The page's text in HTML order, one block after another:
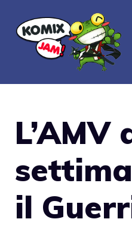
contenuto
L’AMV
il